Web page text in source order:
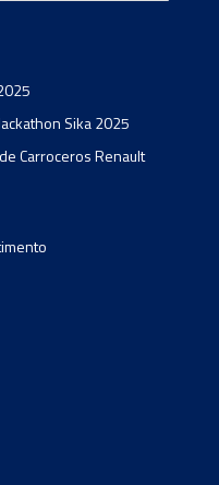
Sika 2025
Carroceros Renault